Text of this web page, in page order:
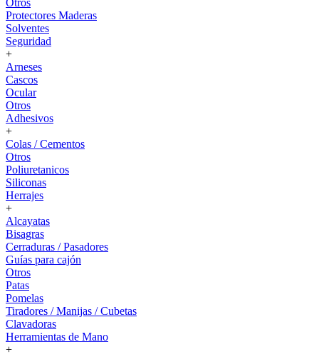
Otros
Protectores Maderas
Solventes
Seguridad
+
Arneses
Cascos
Ocular
Otros
Adhesivos
+
Colas / Cementos
Otros
Poliuretanicos
Siliconas
Herrajes
+
Alcayatas
Bisagras
Cerraduras / Pasadores
Guías para cajón
Otros
Patas
Pomelas
Tiradores / Manijas / Cubetas
Clavadoras
Herramientas de Mano
+